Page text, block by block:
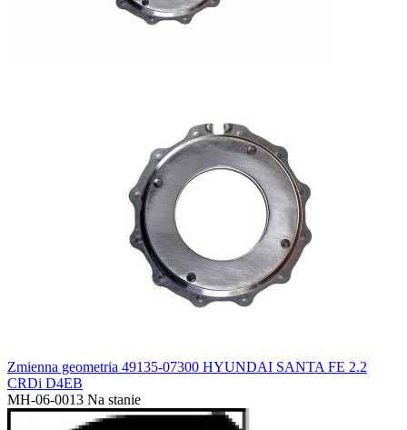
Zmienna geometria 49135-07300 HYUNDAI SANTA FE 2.2
CRDi D4EB
MH-06-0013 Na stanie